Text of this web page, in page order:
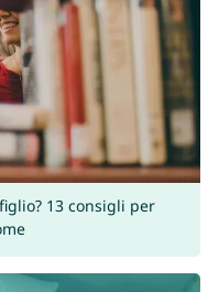
13 consigli per